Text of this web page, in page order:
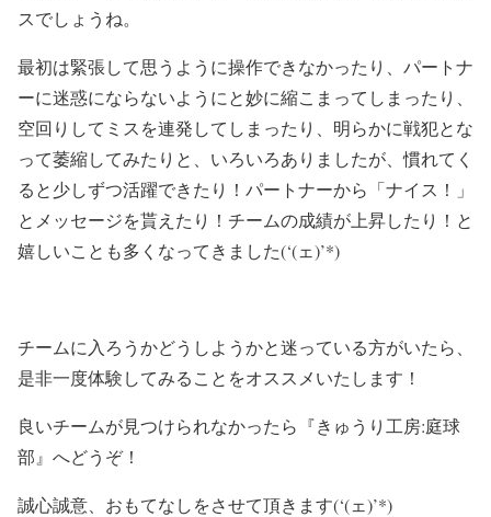
スでしょうね。
最初は緊張して思うように操作できなかったり、パートナ
ーに迷惑にならないようにと妙に縮こまってしまったり、
空回りしてミスを連発してしまったり、明らかに戦犯とな
って萎縮してみたりと、いろいろありましたが、慣れてく
ると少しずつ活躍できたり！パートナーから「ナイス！」
とメッセージを貰えたり！チームの成績が上昇したり！と
嬉しいことも多くなってきました(‘(ェ)’*)
チームに入ろうかどうしようかと迷っている方がいたら、
是非一度体験してみることをオススメいたします！
良いチームが見つけられなかったら『きゅうり工房:庭球
部』へどうぞ！
誠心誠意、おもてなしをさせて頂きます(‘(ェ)’*)